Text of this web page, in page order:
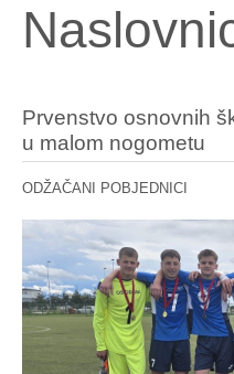
Prvenstvo osnovnih
u malom nogometu
ODŽAČANI POBJEDNICI